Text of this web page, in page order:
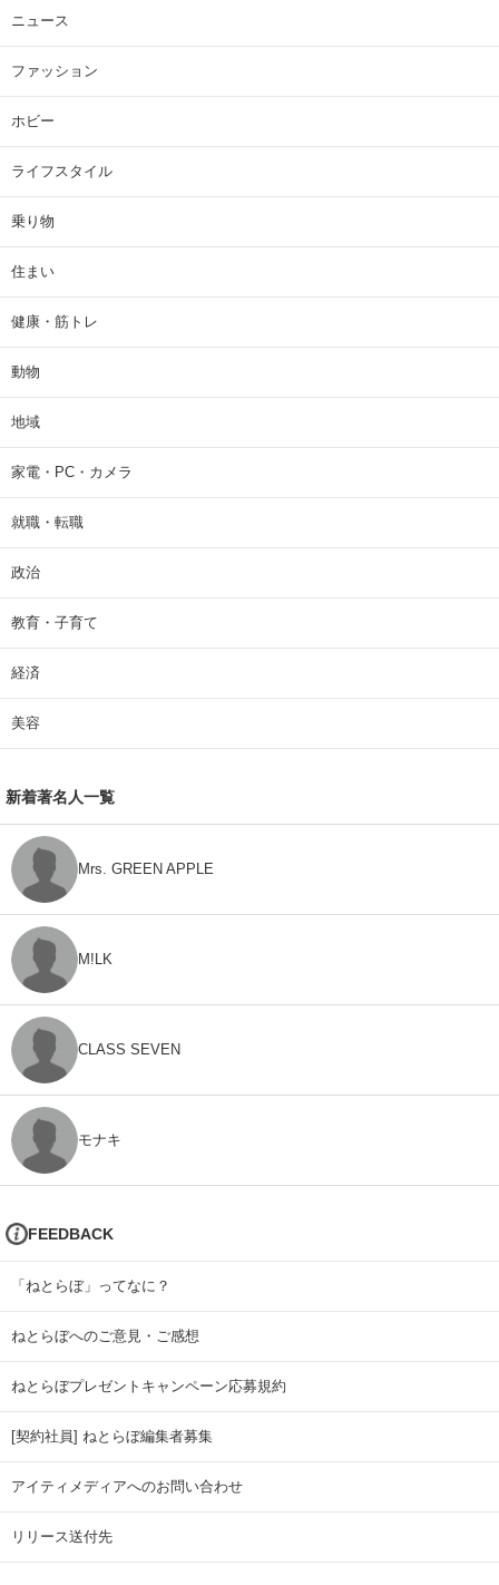
ニュース
ファッション
ホビー
ライフスタイル
乗り物
住まい
健康・筋トレ
動物
地域
家電・PC・カメラ
就職・転職
政治
教育・子育て
経済
美容
新着著名人一覧
Mrs. GREEN APPLE
M!LK
CLASS SEVEN
モナキ
FEEDBACK
「ねとらぼ」ってなに？
ねとらぼへのご意見・ご感想
ねとらぼプレゼントキャンペーン応募規約
[契約社員] ねとらぼ編集者募集
アイティメディアへのお問い合わせ
リリース送付先